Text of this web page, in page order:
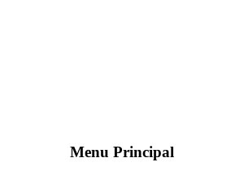
Menu Principal